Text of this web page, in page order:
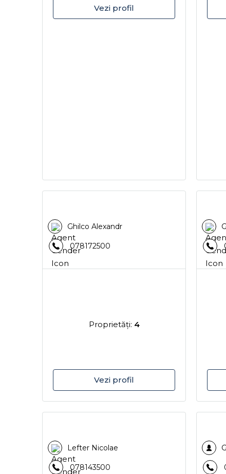
Vezi profil
Ghilco Alexandr
078172500
Proprietăţi: 4
Vezi profil
Lefter Nicolae
078143500